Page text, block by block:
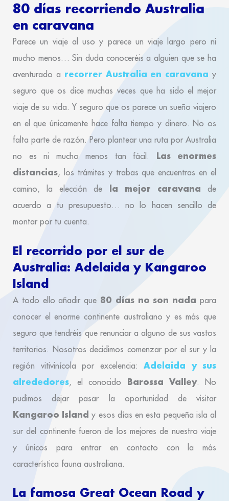
80 días recorriendo Australia
en caravana
Parece un viaje al uso y parece un viaje largo pero ni
mucho menos… Sin duda conoceréis a alguien que se ha
aventurado a recorrer Australia en caravana y
seguro que os dice muchas veces que ha sido el mejor
viaje de su vida. Y seguro que os parece un sueño viajero
en el que únicamente hace falta tiempo y dinero. No os
falta parte de razón. Pero plantear una ruta por Australia
no es ni mucho menos tan fácil. Las enormes
distancias, los trámites y trabas que encuentras en el
camino, la elección de
la mejor caravana de
acuerdo a tu presupuesto… no lo hacen sencillo de
montar por tu cuenta.
El recorrido por el sur de
Australia: Adelaida y Kangaroo
Island
A todo ello añadir que 80 días no son nada para
conocer el enorme continente australiano y es más que
seguro que tendréis que renunciar a alguno de sus vastos
territorios. Nosotros decidimos comenzar por el sur y la
región vitivinícola por excelencia: Adelaida y sus
alrededores, el conocido Barossa Valley. No
pudimos dejar pasar la oportunidad de visitar
Kangaroo Island y esos días en esta pequeña isla al
sur del continente fueron de los mejores de nuestro viaje
y únicos para entrar en contacto con la más
característica fauna australiana.
La famosa Great Ocean Road y